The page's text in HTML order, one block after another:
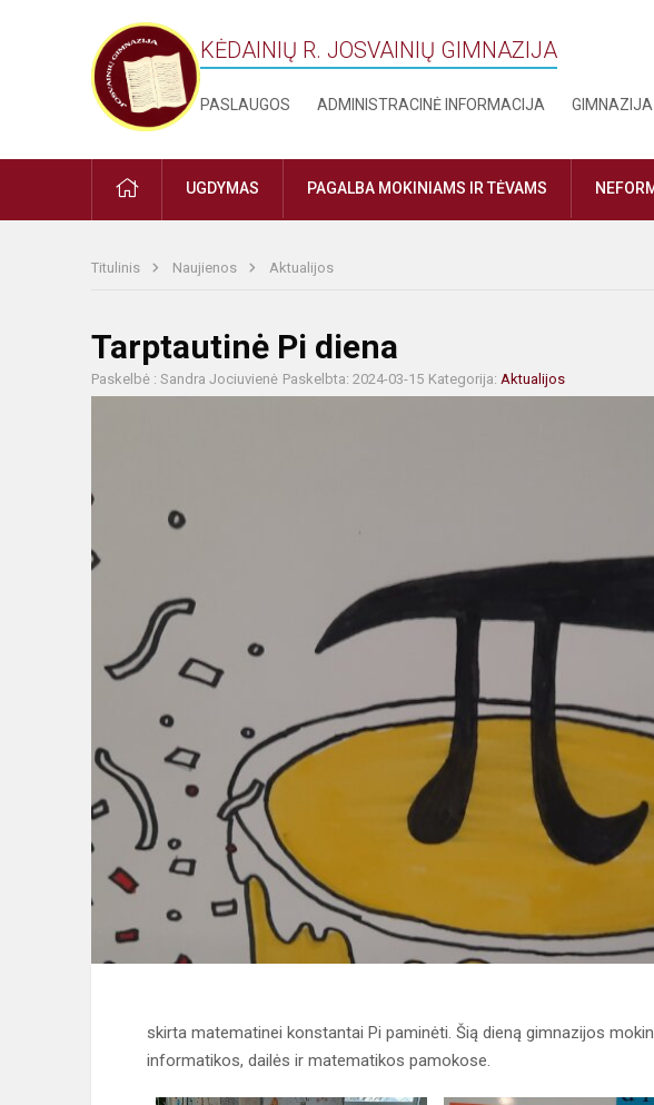
KĖDAINIŲ R. JOSVAINIŲ GIMNAZIJA
PASLAUGOS ADMINISTRACINĖ INFORMACIJA GIMNAZIJA
PRADŽIAUGDYMAS PAGALBA MOKINIAMS IR TĖVAMS
Titulinis Naujienos Aktualijos
Tarptautinė Pi diena
Paskelbė : Sandra Jociuvienė Paskelbta: 2024-03-15 Kategorija: Aktualijos
skirta matematinei konstantai Pi paminėti. Šią dieną gimnazijos
informatikos, dailės ir matematikos pamokose.